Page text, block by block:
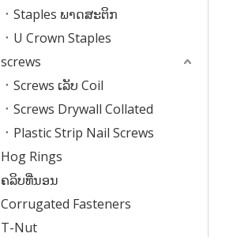
Staples ພາດສະຕິກ
U Crown Staples
screws
Screws ເລັບ Coil
Screws Drywall Collated
Plastic Strip Nail Screws
Hog Rings
ຄລິບທີ່ນອນ
Corrugated Fasteners
T-Nut